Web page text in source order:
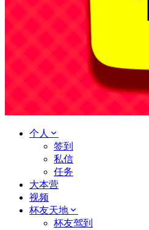
个人
签到
私信
任务
大本营
视频
杯友天地
杯友驾到